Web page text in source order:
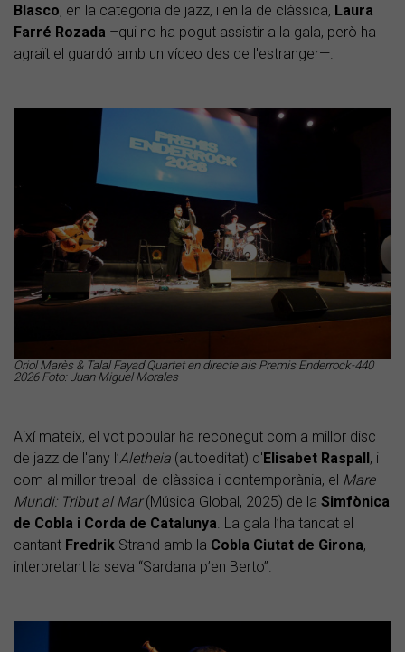
Blasco, en la categoria de jazz, i en la de clàssica, Laura
Farré Rozada –qui no ha pogut assistir a la gala, però ha
agraït el guardó amb un vídeo des de l'estranger—.
Oriol Marès & Talal Fayad Quartet en directe als Premis Enderrock-440
2026 Foto: Juan Miguel Morales
Així mateix, el vot popular ha reconegut com a millor disc
de jazz de l'any l’Aletheia (autoeditat) d' Elisabet Raspall , i
com al millor treball de clàssica i contemporània, el Mare
Mundi: Tribut al Mar(Música Global, 2025) de la Simfònica
de Cobla i Corda de Catalunya. La gala l’ha tancat el
cantant Fredrik Strand amb la Cobla Ciutat de Girona,
interpretant la seva “Sardana p’en Berto”.